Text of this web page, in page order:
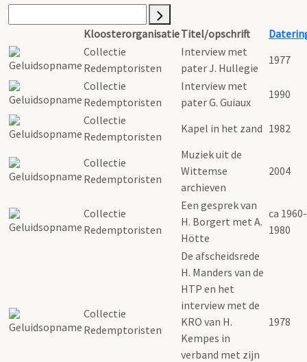
KloosterorganisatieTitel/opschrift
Collectie
Redemptoristen
Interview met
pater J. Hullegie
1977
Collectie
Redemptoristen
Interview met
pater G. Guiaux
1990
Collectie
Redemptoristen
Kapel in het zand 1982
Collectie
Redemptoristen
Muziek uit de
Wittemse
archieven
2004
Collectie
Redemptoristen
Een gesprek van
H. Borgert met A.
Hötte
ca 1960-
1980
Collectie
Redemptoristen
De afscheidsrede
H. Manders van de
HTP en het
interview met de
KRO van H.
Kempes in
verband met zijn
1978